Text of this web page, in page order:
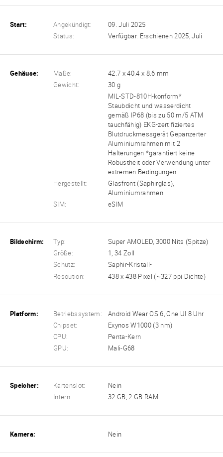
Start: Angekündigt:
09. Juli 2025
Status:
Verfügbar. Erschienen 2025, Juli
Gehäuse: Maße:
42.7 x 40.4 x 8.6 mm
Gewicht:
30 g
MIL-STD-810H-konform*
Staubdicht und wasserdicht
gemäß IP68 (bis zu 50 m/5 ATM
tauchfähig) EKG-zertifiziertes
Blutdruckmessgerät Gepanzerter
Aluminiumrahmen mit 2
Halterungen *garantiert keine
Robustheit oder Verwendung unter
extremen Bedingungen
Hergestellt:
Glasfront (Saphirglas),
Aluminiumrahmen
SIM:
eSIM
Bildschirm: Typ:
Super AMOLED, 3000 Nits (Spitze)
Größe:
1, 34 Zoll
Schutz:
Saphir-Kristall-
Resoution:
438 x 438 Pixel (~327 ppi Dichte)
Platform: Betriebssystem:
Android Wear OS 6, One UI 8 Uhr
Chipset:
Exynos W1000 (3 nm)
CPU:
Penta-Kern
GPU:
Mali-G68
Speicher: Kartenslot:
Nein
Intern:
32 GB, 2 GB RAM
Kamera: Nein